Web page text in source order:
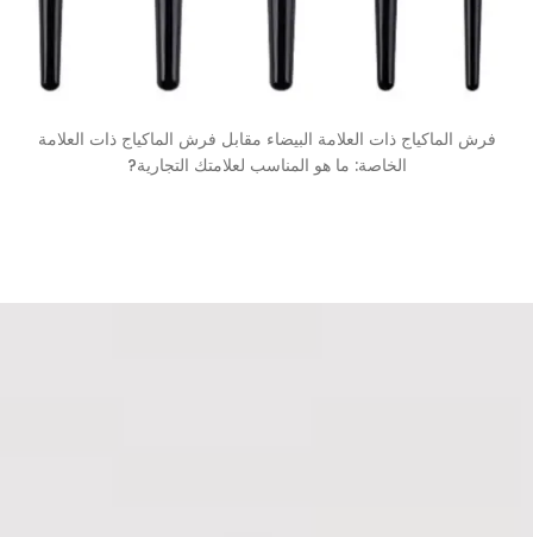
فرش الماكياج ذات العلامة البيضاء مقابل فرش الماكياج ذات العلامة
الخاصة: ما هو المناسب لعلامتك التجارية?